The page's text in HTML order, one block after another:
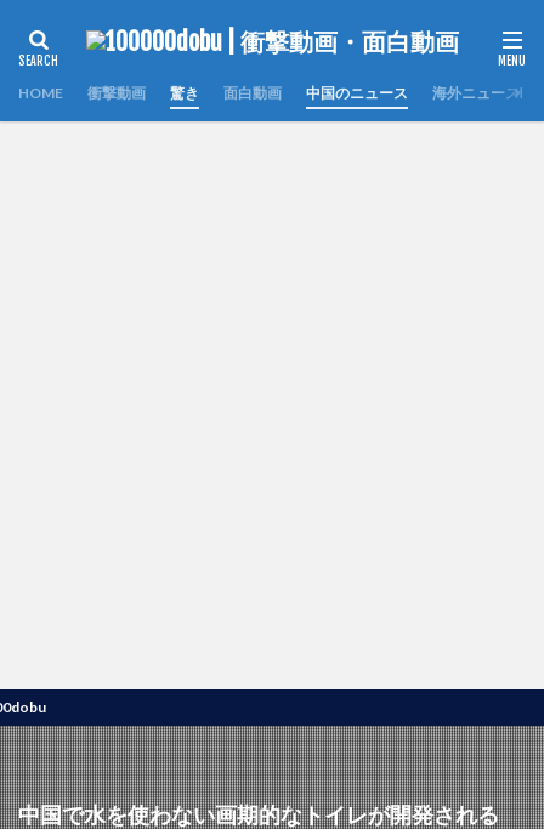
HOME 衝撃動画 驚き 面白動画 中国のニュース 海外ニュース
中国で水を使わない画期的なトイレが開発される